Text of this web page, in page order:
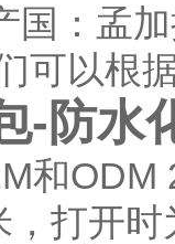
国：孟
可以根
-防水
和
打开